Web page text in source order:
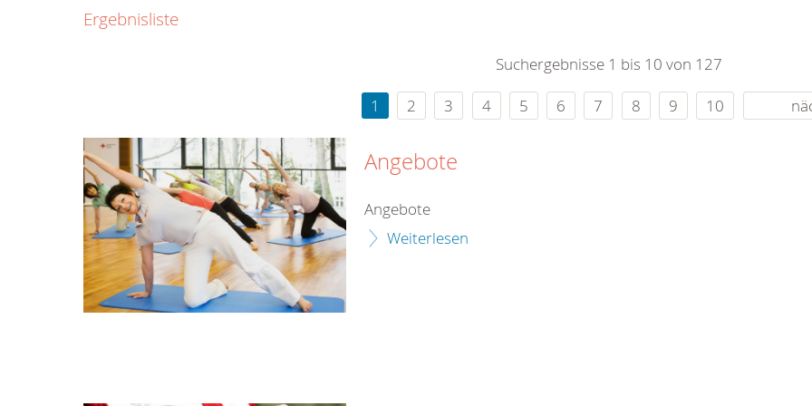
rund um die Uhr
Ergebnisliste
Suchergebnisse 1 bis 10 von 127
1
2 3 4 5 6 7 8 9 10
Angebote
Angebote
Weiterlesen